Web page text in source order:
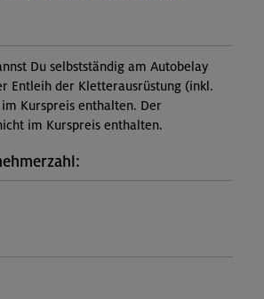
Du selbstständig am Autobelay
Entleih der Kletterausrüstung (inkl.
Kurspreis enthalten. Der
im Kurspreis enthalten.